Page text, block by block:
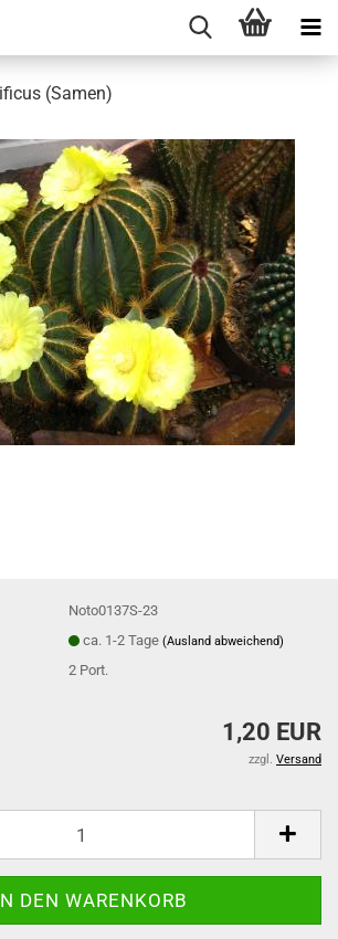
(Samen)
Noto0137S-23
ca. 1-2 Tage(Ausland abweichend)
2 Port.
1,20 EUR
zzgl. Versand